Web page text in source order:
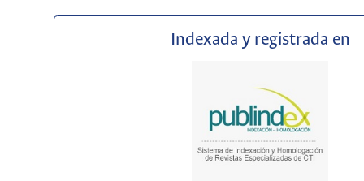
Indexada y registrada en